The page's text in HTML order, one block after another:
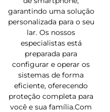
garantindo uma solução
personalizada para o seu
lar. Os nossos
especialistas está
preparada para
configurar e operar os
sistemas de forma
eficiente, oferecendo
proteção completa para
você e sua família.Com